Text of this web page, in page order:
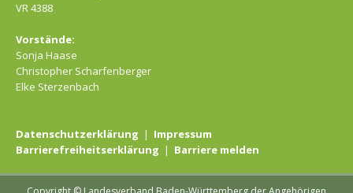
VR 4388
Vorstände:
Sonja Haase
Christopher Scharfenberger
Elke Sterzenbach
Datenschutzerklärung | Impressum
Barrierefreiheitserklärung | Barriere melden